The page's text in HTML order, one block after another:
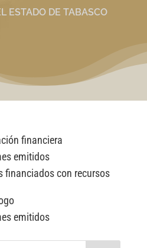
ESTADO DE TABASCO
financiera
emitidos
financiados con recursos
emitidos